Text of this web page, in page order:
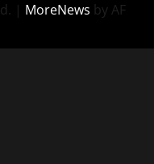
| MoreNews by AF